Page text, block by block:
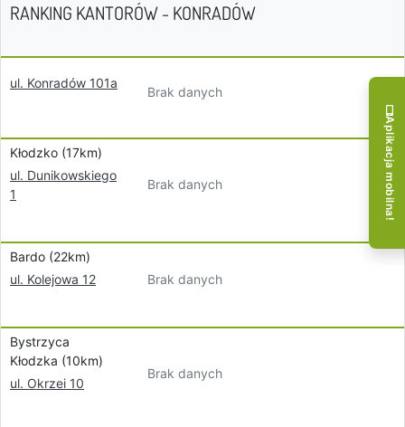
RANKING KANTORÓW - KONRADÓW
ul. Konradów 101a
Brak danych
Kłodzko (17km)
ul. Dunikowskiego
1
Brak danych
Bardo (22km)
ul. Kolejowa 12
Brak danych
Bystrzyca
Kłodzka (10km)
ul. Okrzei 10
Brak danych
Aplikacja mobilna!